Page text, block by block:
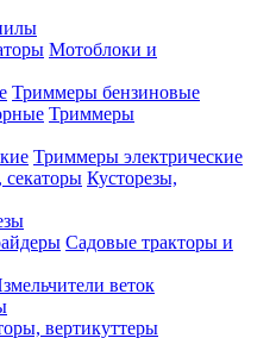
Мотоблоки и
Триммеры бензиновые
Триммеры
Триммеры электрические
Кусторезы,
Садовые тракторы и
веток